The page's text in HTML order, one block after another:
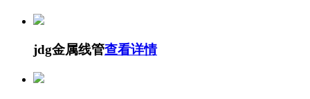
jdg金属线管查看详情